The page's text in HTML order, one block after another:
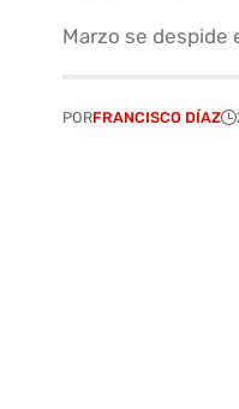
Marzo se despide
PORFRANCISCO DÍAZ